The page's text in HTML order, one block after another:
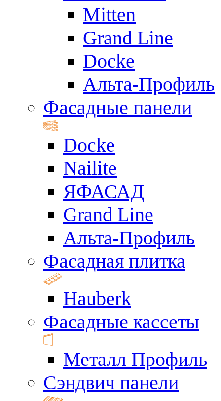
Mitten
Grand Line
Docke
Альта-Профиль
Фасадные панели
Docke
Nailite
ЯФАСАД
Grand Line
Альта-Профиль
Фасадная плитка
Hauberk
Фасадные кассеты
Металл Профиль
Сэндвич панели